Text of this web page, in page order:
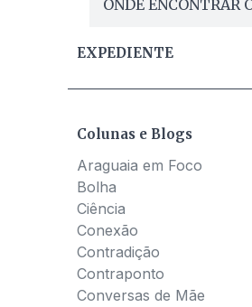
ONDE ENCONTRAR
EXPEDIENTE
Colunas e Blogs
Araguaia em Foco
Bolha
Ciência
Conexão
Contradição
Contraponto
Conversas de Mãe